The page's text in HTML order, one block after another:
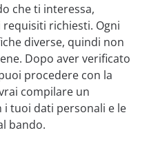
che ti interessa,
richiesti. Ogni
diverse, quindi non
Dopo aver verificato
procedere con la
compilare un
tuoi dati personali e le
bando.